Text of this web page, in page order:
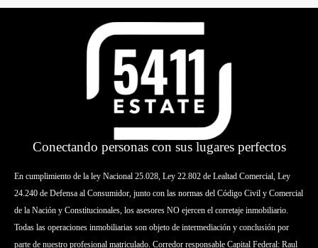
Conectando personas con sus lugares perfectos
En cumplimiento de la ley Nacional 25.028, Ley 22.802 de Lealtad Comercial, Ley
24.240 de Defensa al Consumidor, junto con las normas del Código Civil y Comercial
de la Nación y Constitucionales, los asesores NO ejercen el corretaje inmobiliario.
Todas las operaciones inmobiliarias son objeto de intermediación y conclusión por
parte de nuestro profesional matriculado. Corredor responsable Capital Federal: Raul